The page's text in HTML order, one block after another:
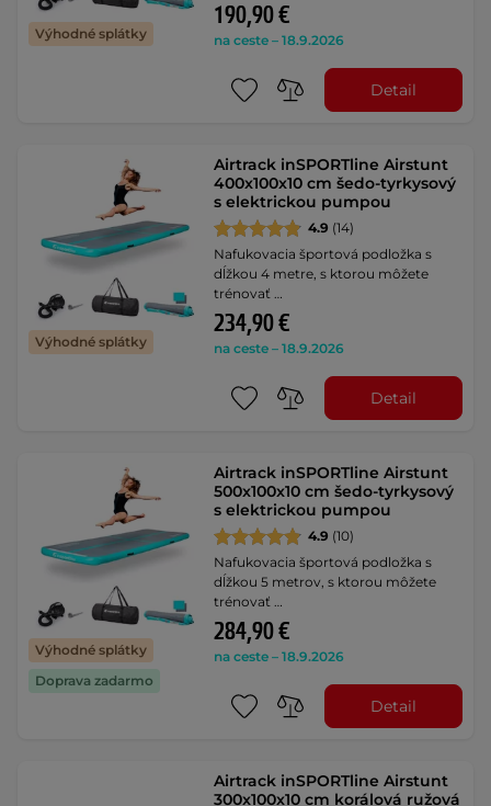
Výhodné splátky
190,90 €
na ceste – 18.9.2026
Detail
Výhodné splátky
Airtrack inSPORTline Airstunt
400x100x10 cm šedo-tyrkysový
s elektrickou pumpou
4.9 (14)
Nafukovacia športová podložka s
dĺžkou 4 metre, s ktorou môžete
trénovať …
234,90 €
na ceste – 18.9.2026
Detail
Výhodné splátky
Doprava zadarmo
Airtrack inSPORTline Airstunt
500x100x10 cm šedo-tyrkysový
s elektrickou pumpou
4.9 (10)
Nafukovacia športová podložka s
dĺžkou 5 metrov, s ktorou môžete
trénovať …
284,90 €
na ceste – 18.9.2026
Detail
Airtrack inSPORTline Airstunt
300x100x10 cm korálová ružová